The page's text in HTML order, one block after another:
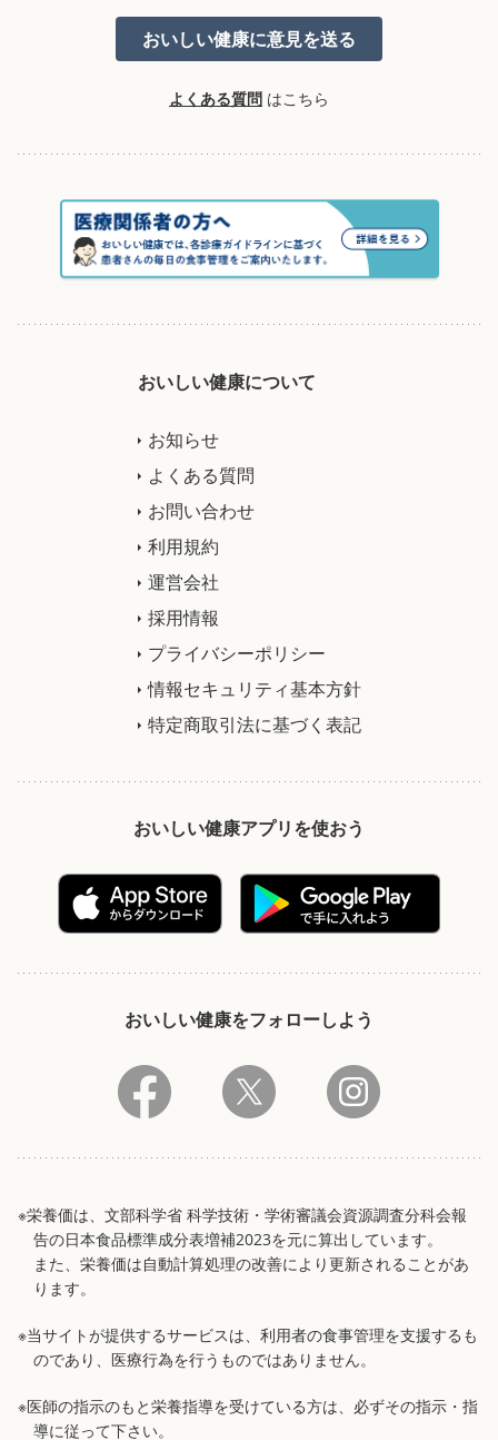
よくある質問 はこちら
おいしい健康について
お知らせ
よくある質問
お問い合わせ
利用規約
運営会社
採用情報
プライバシーポリシー
情報セキュリティ基本方針
特定商取引法に基づく表記
おいしい健康アプリを使おう
おいしい健康をフォローしよう
※栄養価は、文部科学省 科学技術・学術審議会資源調査分科会報
告の日本食品標準成分表増補2023を元に算出しています。
また、栄養価は自動計算処理の改善により更新されることがあ
ります。
※当サイトが提供するサービスは、利用者の食事管理を支援するも
のであり、医療行為を行うものではありません。
※医師の指示のもと栄養指導を受けている方は、必ずその指示・指
導に従って下さい。